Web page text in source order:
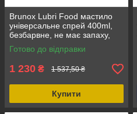
Brunox Lubri Food мастило
універсальне спрей 400ml,
безбарвне, не має запаху,
об'єм 400 мл, для металевих
поверхонь
Готово до відправки
1 230 ₴ 1 537,50 ₴
Купити